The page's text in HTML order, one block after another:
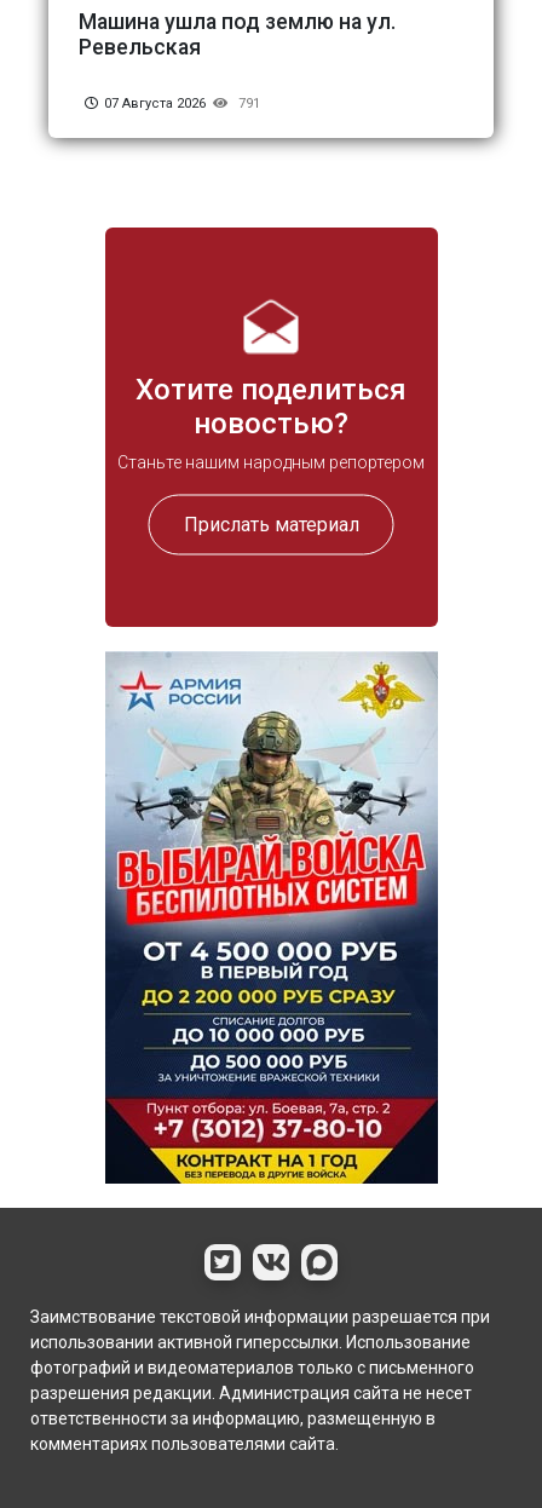
Хотите поделиться
новостью?
Станьте нашим народным репортером
Прислать материал
Машина ушла под землю на ул.
Ревельская
07 Августа 2026 791
Заимствование текстовой информации разрешается при
использовании активной гиперссылки. Использование
фотографий и видеоматериалов только с письменного
разрешения редакции. Администрация сайта не несет
ответственности за информацию, размещенную в
комментариях пользователями сайта.